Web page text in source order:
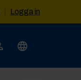
Logga in